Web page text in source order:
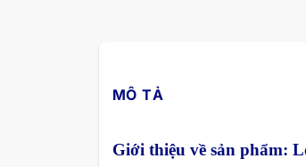
MÔ TẢ
Giới thiệu về sản phẩm: